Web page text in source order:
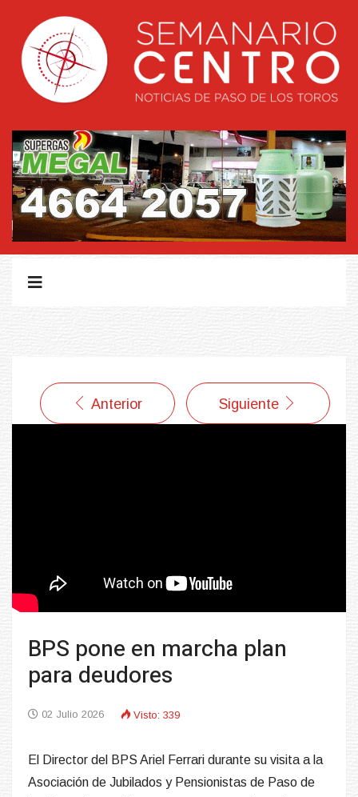
Anterior Siguiente
BPS pone en marcha plan
para deudores
02 Julio 2026 Visto: 339
El Director del BPS Ariel Ferrari durante su visita a la
Asociación de Jubilados y Pensionistas de Paso de